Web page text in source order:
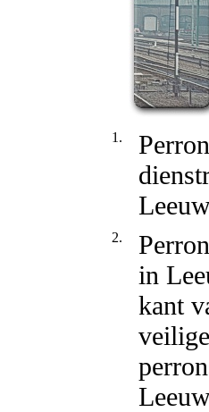
1.
2.
in
kant